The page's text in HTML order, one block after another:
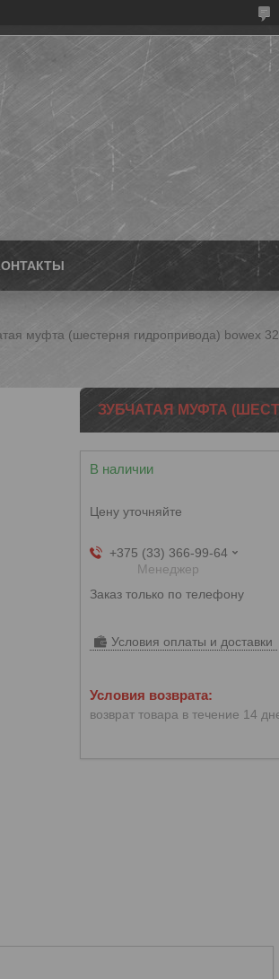
муфта (шестерня гидропривода) bowex
ЗУБЧАТАЯ МУФТА
В наличии
Цену уточняйте
+375 (33) 366-99-64
Менеджер
Заказ только по телефону
Условия оплаты и доставки
возврат товара в течение 14